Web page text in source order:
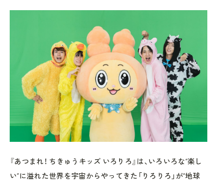
『あつまれ！ ちきゅうキッズ いろりろ』は、いろいろな“楽し
い”に溢れた世界を宇宙からやってきた「りろりろ」が“地球